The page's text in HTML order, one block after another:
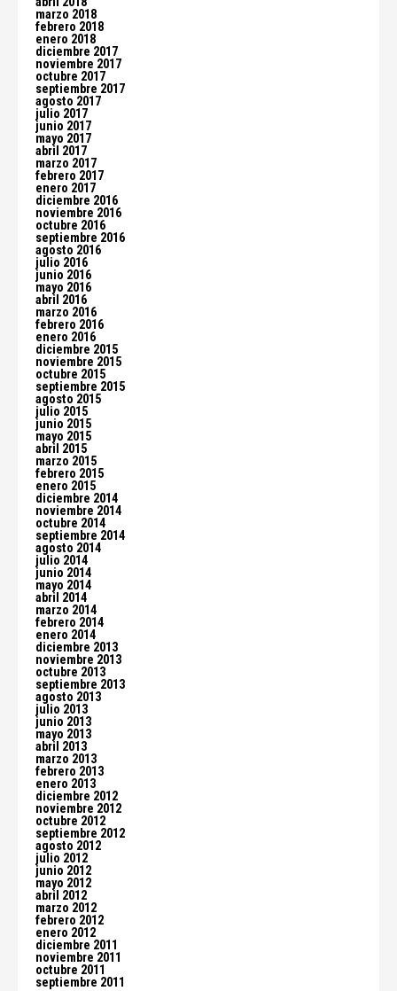
marzo 2018
febrero 2018
enero 2018
diciembre 2017
noviembre 2017
octubre 2017
septiembre 2017
agosto 2017
julio 2017
junio 2017
mayo 2017
abril 2017
marzo 2017
febrero 2017
enero 2017
diciembre 2016
noviembre 2016
octubre 2016
septiembre 2016
agosto 2016
julio 2016
junio 2016
mayo 2016
abril 2016
marzo 2016
febrero 2016
enero 2016
diciembre 2015
noviembre 2015
octubre 2015
septiembre 2015
agosto 2015
julio 2015
junio 2015
mayo 2015
abril 2015
marzo 2015
febrero 2015
enero 2015
diciembre 2014
noviembre 2014
octubre 2014
septiembre 2014
agosto 2014
julio 2014
junio 2014
mayo 2014
abril 2014
marzo 2014
febrero 2014
enero 2014
diciembre 2013
noviembre 2013
octubre 2013
septiembre 2013
agosto 2013
julio 2013
junio 2013
mayo 2013
abril 2013
marzo 2013
febrero 2013
enero 2013
diciembre 2012
noviembre 2012
octubre 2012
septiembre 2012
agosto 2012
julio 2012
junio 2012
mayo 2012
abril 2012
marzo 2012
febrero 2012
enero 2012
diciembre 2011
noviembre 2011
octubre 2011
septiembre 2011